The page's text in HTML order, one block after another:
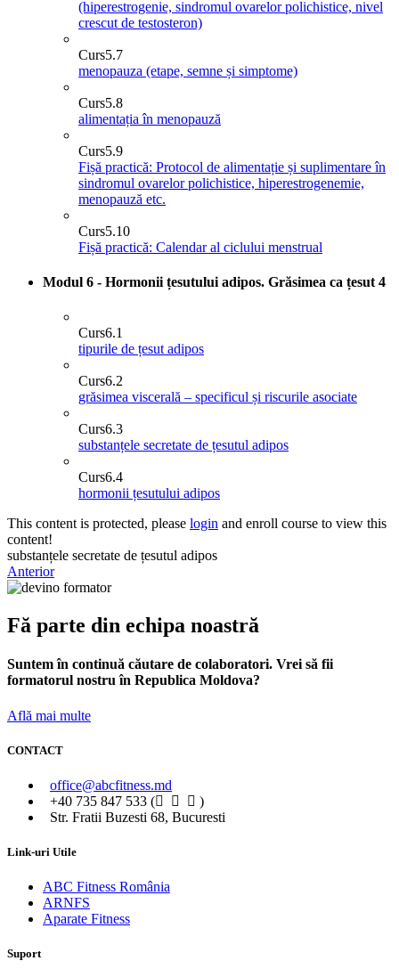
(hiperestrogenie, sindromul ovarelor polichistice, nivel
crescut de testosteron)
Curs5.7
menopauza (etape, semne și simptome)
Curs5.8
alimentația în menopauză
Curs5.9
Fișă practică: Protocol de alimentație și suplimentare în
sindromul ovarelor polichistice, hiperestrogenemie,
menopauză etc.
Curs5.10
Fișă practică: Calendar al ciclului menstrual
Modul 6 - Hormonii țesutului adipos. Grăsimea ca țesut 4
Curs6.1
tipurile de țesut adipos
Curs6.2
grăsimea viscerală – specificul și riscurile asociate
Curs6.3
substanțele secretate de țesutul adipos
Curs6.4
hormonii țesutului adipos
This content is protected, please login and enroll course to view this
content!
substanțele secretate de țesutul adipos
Anterior
Fă parte din echipa noastră
Suntem în continuă căutare de colaboratori. Vrei să fii
formatorul nostru în Republica Moldova?
Află mai multe
CONTACT
office@abcfitness.md
+40 735 847 533 (
)
Str. Fratii Buzesti 68, Bucuresti
Link-uri Utile
ABC Fitness România
ARNFS
Aparate Fitness
Suport